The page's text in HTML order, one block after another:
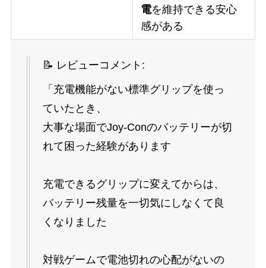
電を維持できる安心
感がある
📝 レビューコメント:
「充電機能がない標準グリップを使っ
ていたとき、
大事な場面でJoy-Conのバッテリーが切
れて困った経験があります
充電できるグリップに変えてからは、
バッテリー残量を一切気にしなくて良
くなりました
対戦ゲームで電池切れの心配がないの